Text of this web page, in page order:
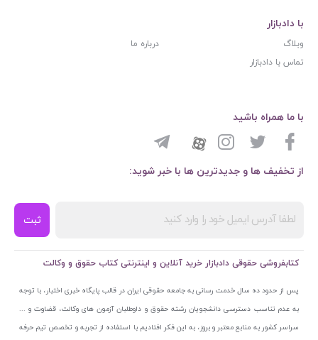
با دادبازار
وبلاگ
درباره ما
تماس با دادبازار
از تخفیف ها و جدیدترین ها با خبر شوید:
ثبت
با ما همراه باشید
کتابفروشی حقوقی دادبازار خرید آنلاین و اینترنتی کتاب حقوق و وکالت
پس از حدود ده سال خدمت رسانی به جامعه حقوقی ایران در قالب پایگاه خبری اختبار، با توجه
به عدم تناسب دسترسی دانشجویان رشته حقوق و داوطلبان آزمون های وکالت، قضاوت و ...
سراسر کشور به منابع معتبر و بروز، به این فکر افتادیم با استفاده از تجربه و تخصص تیم حرفه